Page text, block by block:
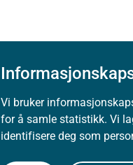
Vi bruker
for å samle statistikk. Vi
identifisere deg som
Om nettstedet